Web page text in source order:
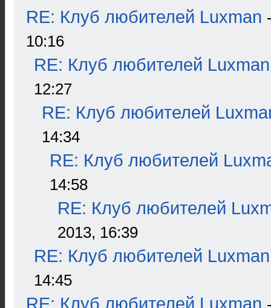
RE: Клуб любителей Luxman
10:16
RE: Клуб любителей Luxman
12:27
RE: Клуб любителей
14:34
RE: Клуб любителей
14:58
RE: Клуб любителей
2013, 16:39
RE: Клуб любителей Luxman
14:45
RE: Клуб любителей Luxman